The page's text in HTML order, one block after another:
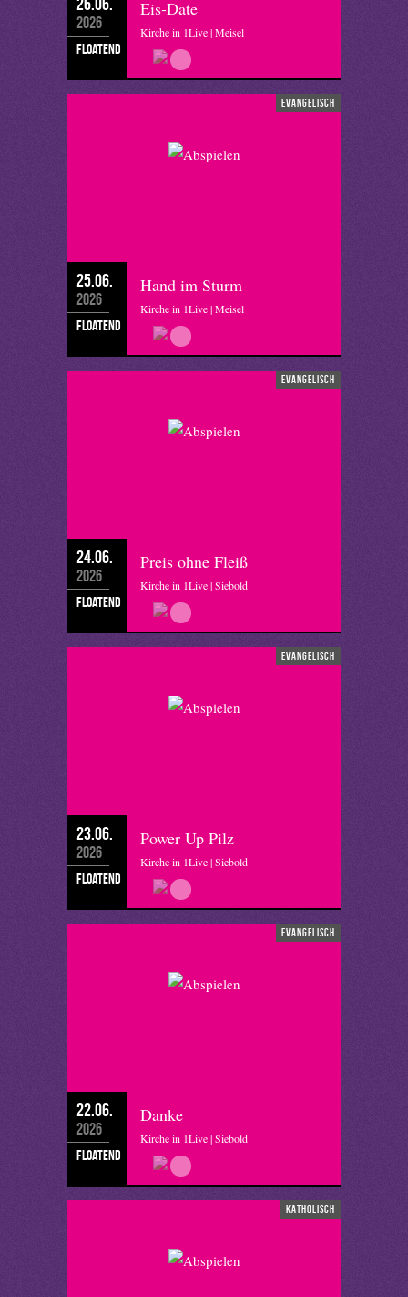
2026
floatend
Eis-Date
Kirche in 1Live | Meisel
evangelisch
25.06.
2026
floatend
Hand im Sturm
Kirche in 1Live | Meisel
evangelisch
24.06.
2026
floatend
Preis ohne Fleiß
Kirche in 1Live | Siebold
evangelisch
23.06.
2026
floatend
Power Up Pilz
Kirche in 1Live | Siebold
evangelisch
22.06.
2026
floatend
Danke
Kirche in 1Live | Siebold
katholisch